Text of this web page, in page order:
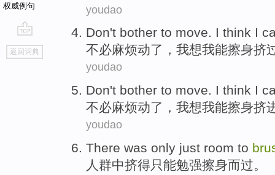
权威例句
go
top
返回词典
youdao
Don't bother to move. I think I
不必麻烦动了 ， 我想我能擦身挤
youdao
Don't bother to move. I think I
不必麻烦动了 ， 我想我能擦身挤
youdao
There was only just room to
人群中挤得只能勉强擦身而过。